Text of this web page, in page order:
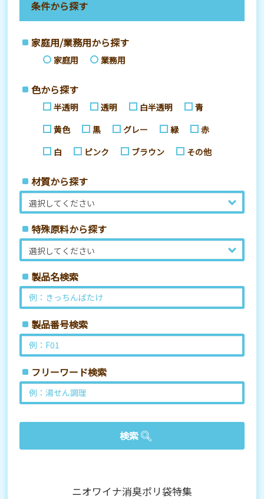
条件から探す
家庭用/業務用から探す
家庭用 業務用
色から探す
半透明 透明 白半透明
青
黄色
黒 グレー 緑
赤
白
ピンク ブラウン その他
材質から探す
特殊原料から探す
製品名検索
製品番号検索
フリーワード検索
ニオワイナ消臭ポリ袋特集